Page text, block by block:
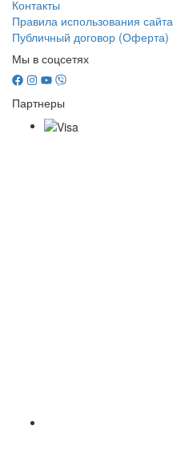
Контакты
Правила использования сайта
Публичный договор (Оферта)
Мы в соцсетях
Партнеры